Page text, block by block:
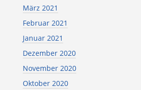
März 2021
Februar 2021
Januar 2021
Dezember 2020
November 2020
Oktober 2020